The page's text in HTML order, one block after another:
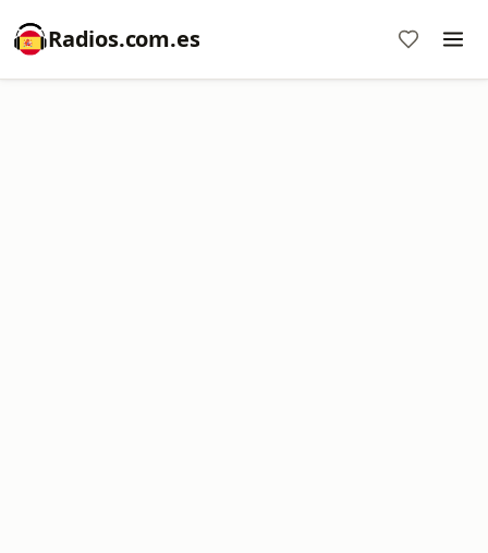
Radios.com.es